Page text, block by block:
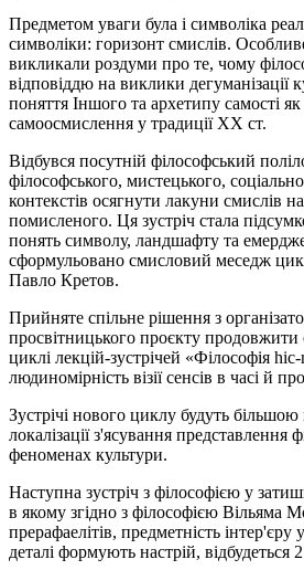
Предметом уваги була і символіка
символіки: горизонт смислів.
викликали роздуми про те, чому
відповіддю на виклики дегуманізації
поняття Іншого та архетипу самості
самоосмислення у традиції XX ст.
Відбувся посутній філософський
філософського, мистецького,
контекстів осягнути лакуни смислів
помисленого. Ця зустріч стала
понять символу, ландшафту та
сформульовано смисловий меседж
Павло Кретов.
Прийняте спільне рішення з
просвітницького проєкту
циклі лекцій-зустрічей «Філософія
людиномірність візії сенсів в часі й
Зустрічі нового циклу будуть
локалізації з'ясування представлення
феноменах культури.
Наступна зустріч з філософією у
в якому згідно з філософією Вільяма
прерафаелітів, предметність
деталі формують настрій, відбудеться